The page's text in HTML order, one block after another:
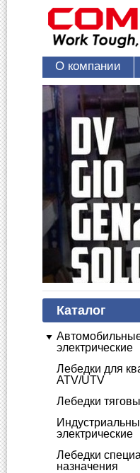
О компании
Каталог
электрические
Лебедки для
ATV/UTV
Лебедки
электрические
Лебедки
назначения